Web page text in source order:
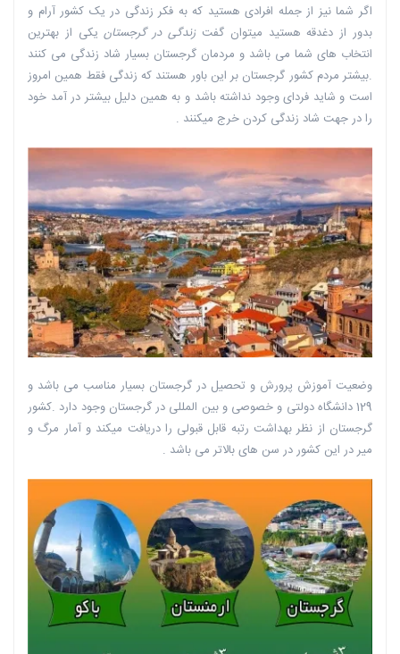
اگر شما نیز از جمله افرادی هستید که به فکر زندگی در یک کشور آرام و
بدور از دغدقه هستید میتوان گفت زندگی در گرجستانیکی از بهترین
انتخاب های شما می باشد و مردمان گرجستان بسیار شاد زندگی می کنند
.بیشتر مردم کشور گرجستان بر این باور هستند که زندگی فقط همین امروز
است و شاید فردای وجود نداشته باشد و به همین دلیل بیشتر در آمد خود
را در جهت شاد زندگی کردن خرج میکنند .
وضعیت آموزش پرورش و تحصیل در گرجستان بسیار مناسب می باشد و
129 دانشگاه دولتی و خصوصی و بین المللی در گرجستان وجود دارد .کشور
گرجستان از نظر بهداشت رتبه قابل قبولی را دریافت میکند و آمار مرگ و
میر در این کشور در سن های بالاتر می باشد .